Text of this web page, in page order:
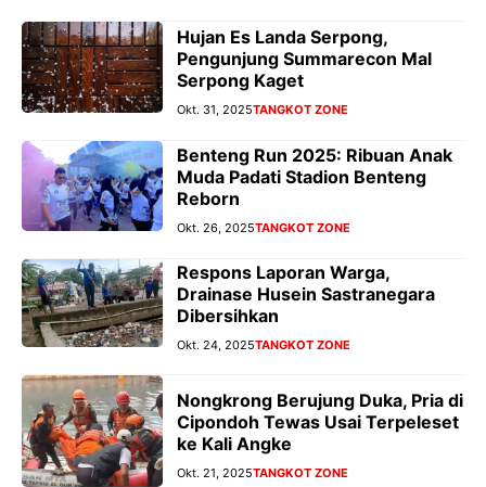
Hujan Es Landa Serpong,
Pengunjung Summarecon Mal
Serpong Kaget
Okt. 31, 2025TANGKOT ZONE
Benteng Run 2025: Ribuan Anak
Muda Padati Stadion Benteng
Reborn
Okt. 26, 2025TANGKOT ZONE
Respons Laporan Warga,
Drainase Husein Sastranegara
Dibersihkan
Okt. 24, 2025TANGKOT ZONE
Nongkrong Berujung Duka, Pria di
Cipondoh Tewas Usai Terpeleset
ke Kali Angke
Okt. 21, 2025TANGKOT ZONE